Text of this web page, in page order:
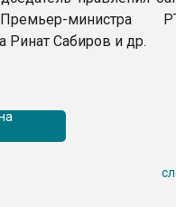
Ринат Сабиров и др.